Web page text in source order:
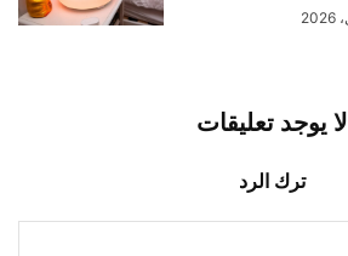
لا يوجد تعليقات
ترك الرد